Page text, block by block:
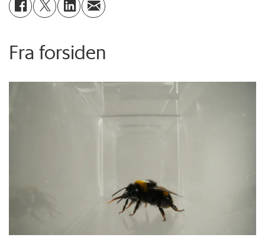
Fra forsiden